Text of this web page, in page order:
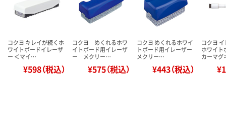
コクヨ キレイが続くホ
ワイトボードイレーザ
ー ＜マイ…
¥598（税込）
コクヨ めくれるホワ
イトボード用イレーザ
ー メクリー…
¥575（税込）
コクヨ めくれるホワイ
トボード用イレーザー
メクリー…
¥443（税込）
コクヨ
ホワイト
カーマ